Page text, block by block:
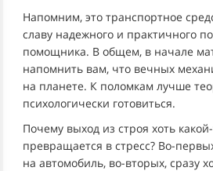
Напомним, это транспортное
славу надежного и практичного
помощника. В общем, в начале
напомнить вам, что вечных
на планете. К поломкам лучше
психологически готовиться.
Почему выход из строя хоть
превращается в стресс? Во-
на автомобиль, во-вторых, сразу